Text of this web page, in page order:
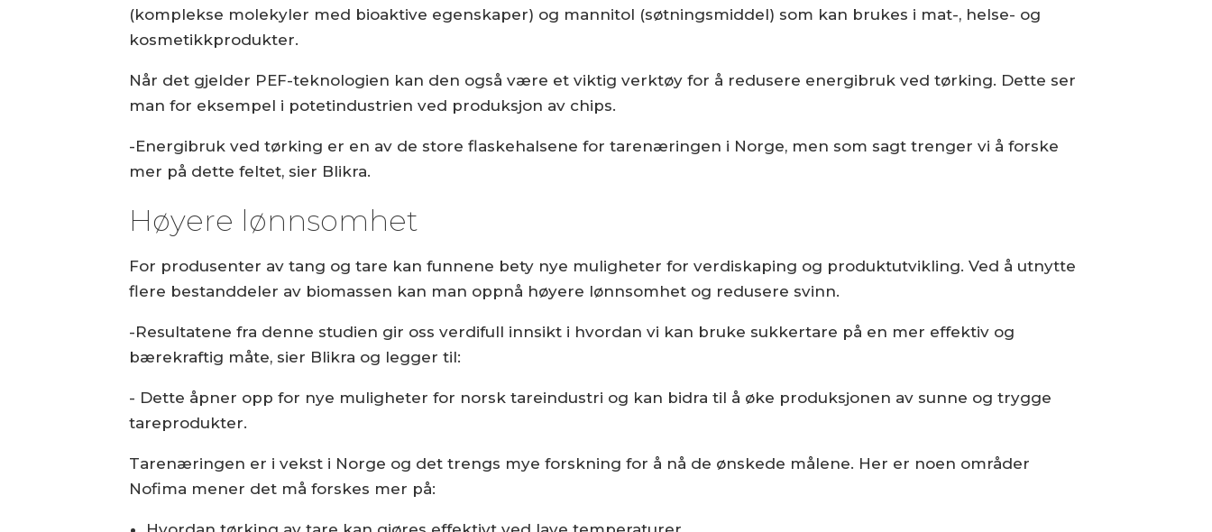
(komplekse molekyler med bioaktive egenskaper) og mannitol (søtningsmiddel) som kan brukes i mat-, helse- og
kosmetikkprodukter.
Når det gjelder PEF-teknologien kan den også være et viktig verktøy for å redusere energibruk ved tørking. Dette ser
man for eksempel i potetindustrien ved produksjon av chips.
-Energibruk ved tørking er en av de store flaskehalsene for tarenæringen i Norge, men som sagt trenger vi å forske
mer på dette feltet, sier Blikra.
Høyere lønnsomhet
For produsenter av tang og tare kan funnene bety nye muligheter for verdiskaping og produktutvikling. Ved å utnytte
flere bestanddeler av biomassen kan man oppnå høyere lønnsomhet og redusere svinn.
-Resultatene fra denne studien gir oss verdifull innsikt i hvordan vi kan bruke sukkertare på en mer effektiv og
bærekraftig måte, sier Blikra og legger til:
- Dette åpner opp for nye muligheter for norsk tareindustri og kan bidra til å øke produksjonen av sunne og trygge
tareprodukter.
Tarenæringen er i vekst i Norge og det trengs mye forskning for å nå de ønskede målene. Her er noen områder
Nofima mener det må forskes mer på: